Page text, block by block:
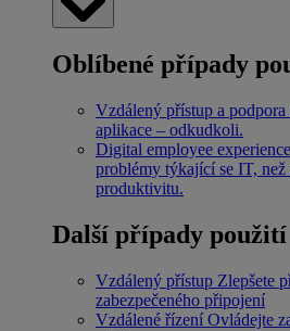
Oblíbené případy
Vzdálený přístup a podpora
aplikace – odkudkoli.
Digital employee
problémy týkající se IT, než
produktivitu.
Další případy použití
Vzdálený přístup Zlepšete
zabezpečeného připojení
Vzdálené řízení Ovládejte